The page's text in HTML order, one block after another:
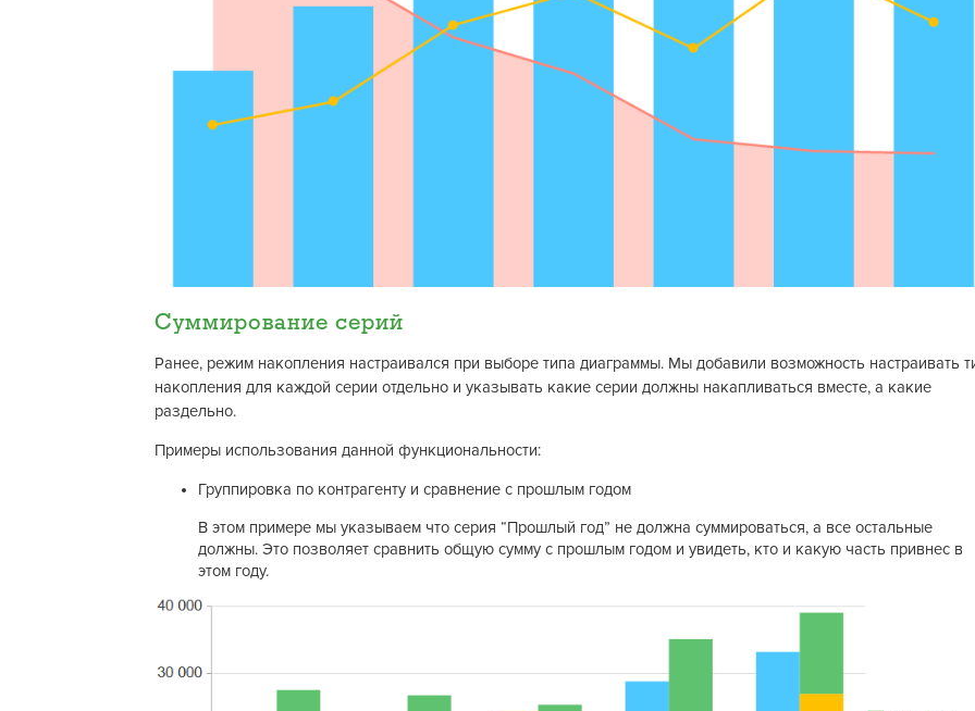
Суммирование серий
Ранее, режим накопления настраивался при выборе типа диаграммы. Мы добавили возможность настраивать
накопления для каждой серии отдельно и указывать какие серии должны накапливаться вместе, а какие
раздельно.
Примеры использования данной функциональности:
Группировка по контрагенту и сравнение с прошлым годом
В этом примере мы указываем что серия “Прошлый год” не должна суммироваться, а все остальные
должны. Это позволяет сравнить общую сумму с прошлым годом и увидеть, кто и какую часть привнес в
этом году.